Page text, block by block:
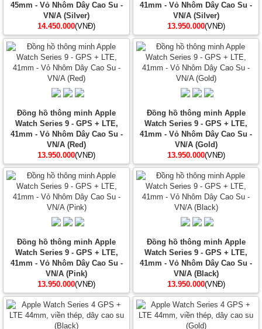
45mm - Vỏ Nhôm Dây Cao Su -
VN/A (Silver)
14.450.000(VNĐ)
41mm - Vỏ Nhôm Dây Cao Su -
VN/A (Silver)
13.950.000(VNĐ)
Đồng hồ thông minh Apple
Watch Series 9 - GPS + LTE,
41mm - Vỏ Nhôm Dây Cao Su -
VN/A (Red)
13.950.000(VNĐ)
Đồng hồ thông minh Apple
Watch Series 9 - GPS + LTE,
41mm - Vỏ Nhôm Dây Cao Su -
VN/A (Gold)
13.950.000(VNĐ)
Đồng hồ thông minh Apple
Watch Series 9 - GPS + LTE,
41mm - Vỏ Nhôm Dây Cao Su -
VN/A (Pink)
13.950.000(VNĐ)
Đồng hồ thông minh Apple
Watch Series 9 - GPS + LTE,
41mm - Vỏ Nhôm Dây Cao Su -
VN/A (Black)
13.950.000(VNĐ)